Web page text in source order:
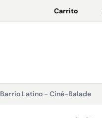
Carrito
Latino - Ciné-Balade